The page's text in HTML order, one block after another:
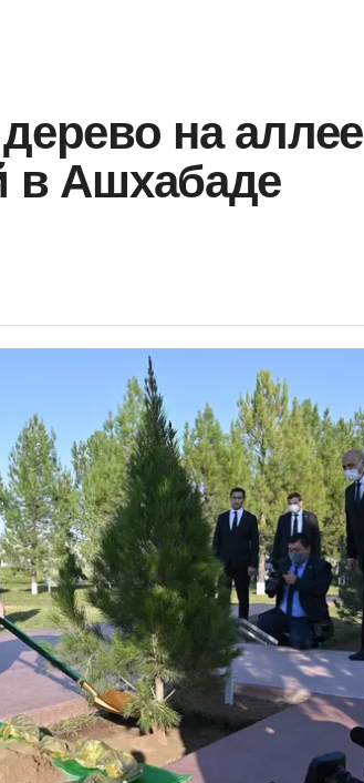
на аллее
в Ашхабаде